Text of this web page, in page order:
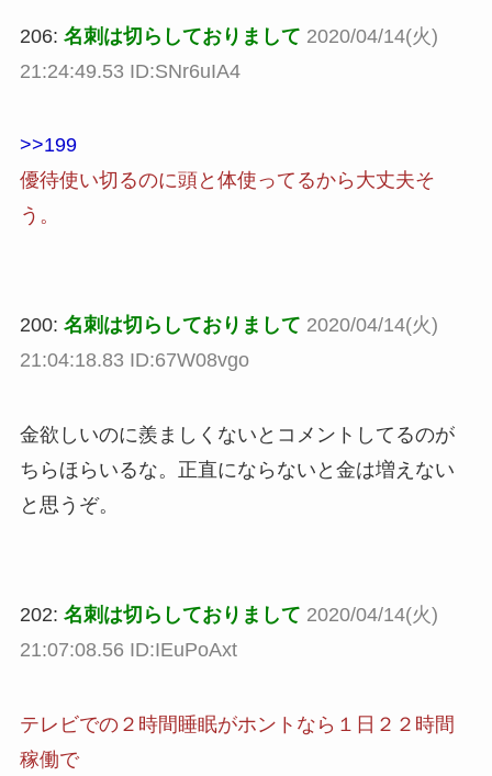
206: 名刺は切らしておりまして 2020/04/14(火)
21:24:49.53 ID:SNr6uIA4
>>199
優待使い切るのに頭と体使ってるから大丈夫そ
う。
200: 名刺は切らしておりまして 2020/04/14(火)
21:04:18.83 ID:67W08vgo
金欲しいのに羨ましくないとコメントしてるのが
ちらほらいるな。正直にならないと金は増えない
と思うぞ。
202: 名刺は切らしておりまして 2020/04/14(火)
21:07:08.56 ID:IEuPoAxt
テレビでの２時間睡眠がホントなら１日２２時間
稼働で